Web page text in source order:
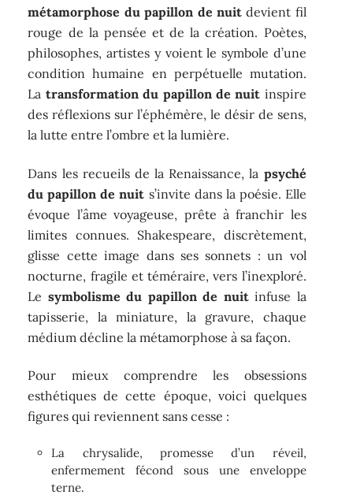
métamorphose du papillon de nuitdevient fil
rouge de la pensée et de la création. Poètes,
philosophes, artistes y voient le symbole d’une
condition humaine en perpétuelle mutation.
La transformation du papillon de nuit inspire
des réflexions sur l’éphémère, le désir de sens,
la lutte entre l’ombre et la lumière.
Dans les recueils de la Renaissance, la psyché
du papillon de nuit s’invite dans la poésie. Elle
évoque l’âme voyageuse, prête à franchir les
limites connues. Shakespeare, discrètement,
glisse cette image dans ses sonnets : un vol
nocturne, fragile et téméraire, vers l’inexploré.
Le symbolisme du papillon de nuitinfuse la
tapisserie, la miniature, la gravure, chaque
médium décline la métamorphose à sa façon.
Pour mieux comprendre les obsessions
esthétiques de cette époque, voici quelques
figures qui reviennent sans cesse :
La chrysalide, promesse d’un réveil,
enfermement fécond sous une enveloppe
terne.